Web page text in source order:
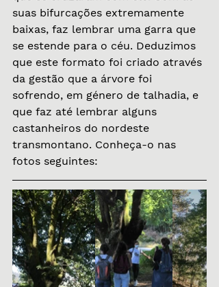
suas bifurcações extremamente
baixas, faz lembrar uma garra que
se estende para o céu. Deduzimos
que este formato foi criado através
da gestão que a árvore foi
sofrendo, em género de talhadia, e
que faz até lembrar alguns
castanheiros do nordeste
transmontano. Conheça-o nas
fotos seguintes: